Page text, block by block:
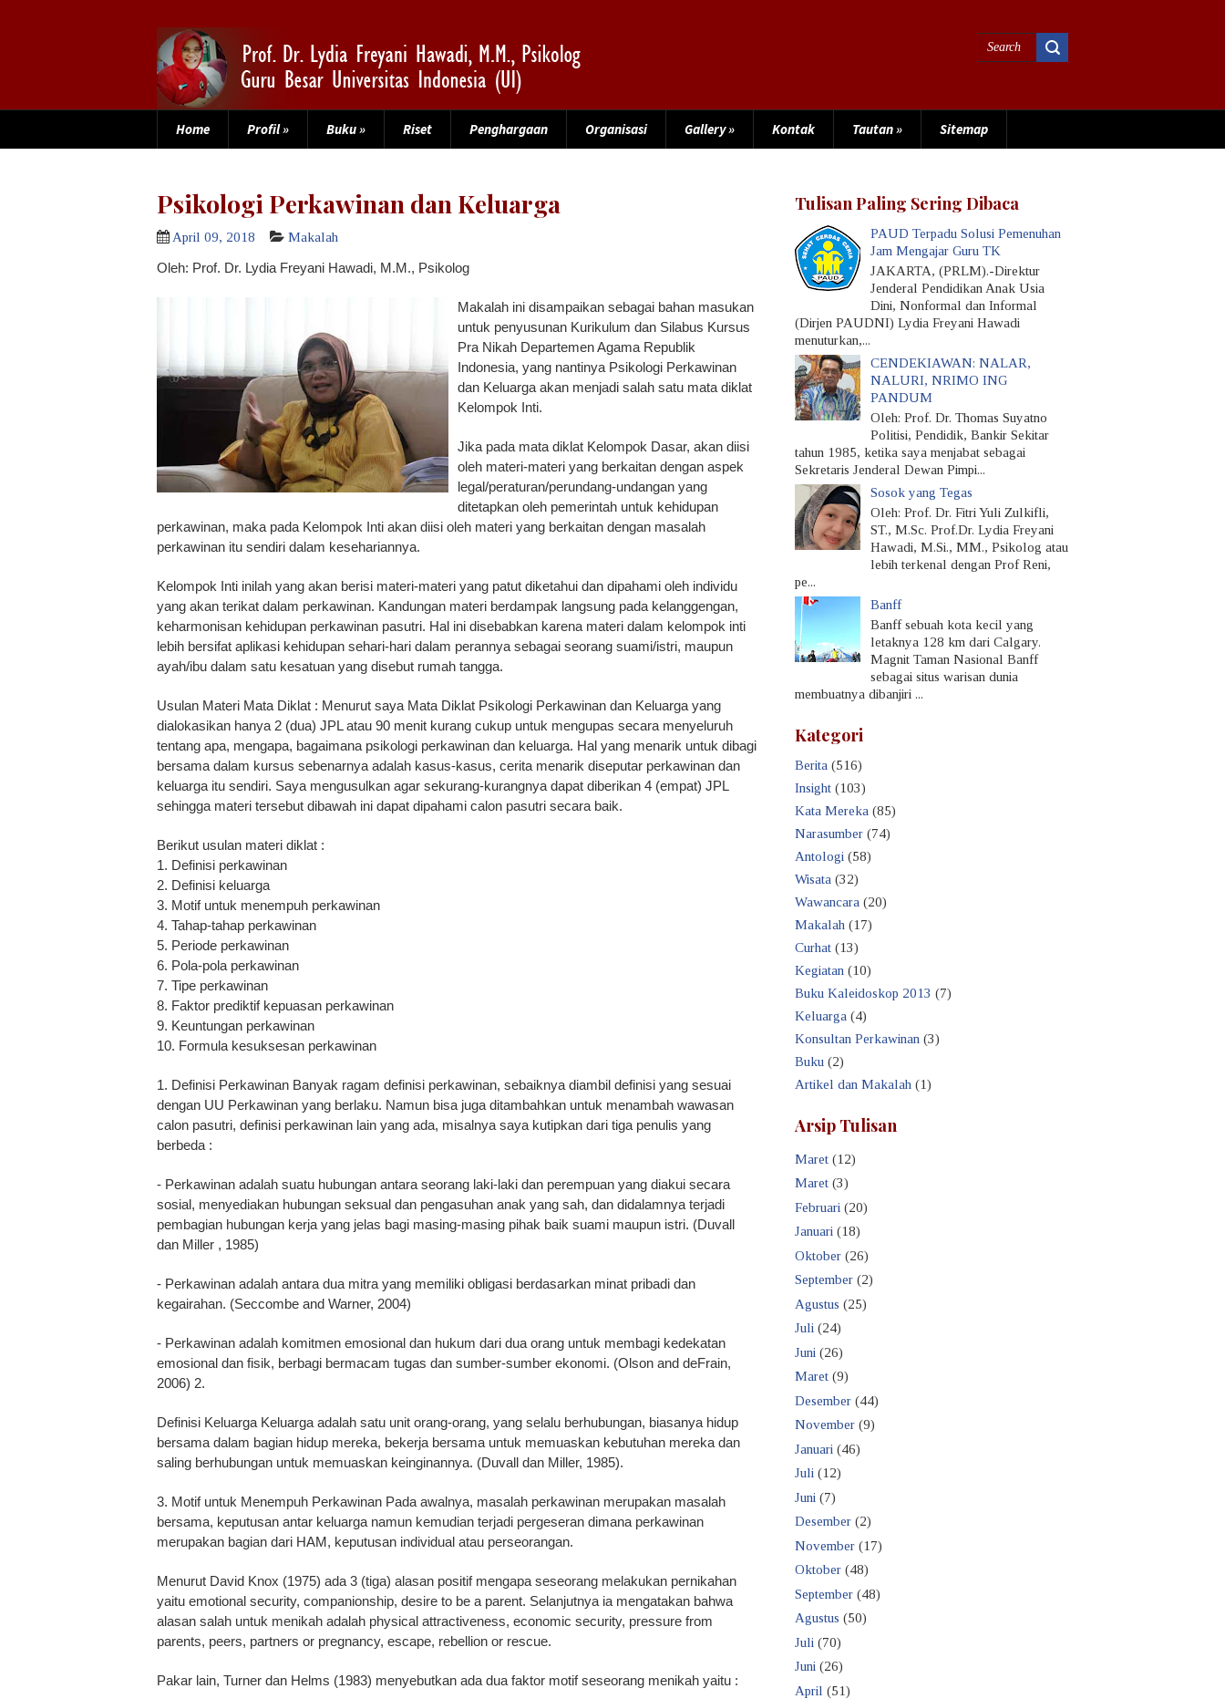
Home Profil» Buku» Riset Penghargaan Organisasi Gallery» Kontak Tautan» Sitemap
Psikologi Perkawinan dan Keluarga
April 09, 2018 Makalah
Oleh: Prof. Dr. Lydia Freyani Hawadi, M.M., Psikolog
Makalah ini disampaikan sebagai bahan masukan
untuk penyusunan Kurikulum dan Silabus Kursus
Pra Nikah Departemen Agama Republik
Indonesia, yang nantinya Psikologi Perkawinan
dan Keluarga akan menjadi salah satu mata diklat
Kelompok Inti.
Jika pada mata diklat Kelompok Dasar, akan diisi
oleh materi-materi yang berkaitan dengan aspek
legal/peraturan/perundang-undangan yang
ditetapkan oleh pemerintah untuk kehidupan
perkawinan, maka pada Kelompok Inti akan diisi oleh materi yang berkaitan dengan masalah
perkawinan itu sendiri dalam kesehariannya.
Kelompok Inti inilah yang akan berisi materi-materi yang patut diketahui dan dipahami oleh individu
yang akan terikat dalam perkawinan. Kandungan materi berdampak langsung pada kelanggengan,
keharmonisan kehidupan perkawinan pasutri. Hal ini disebabkan karena materi dalam kelompok inti
lebih bersifat aplikasi kehidupan sehari-hari dalam perannya sebagai seorang suami/istri, maupun
ayah/ibu dalam satu kesatuan yang disebut rumah tangga.
Usulan Materi Mata Diklat : Menurut saya Mata Diklat Psikologi Perkawinan dan Keluarga yang
dialokasikan hanya 2 (dua) JPL atau 90 menit kurang cukup untuk mengupas secara menyeluruh
tentang apa, mengapa, bagaimana psikologi perkawinan dan keluarga. Hal yang menarik untuk dibagi
bersama dalam kursus sebenarnya adalah kasus-kasus, cerita menarik diseputar perkawinan dan
keluarga itu sendiri. Saya mengusulkan agar sekurang-kurangnya dapat diberikan 4 (empat) JPL
sehingga materi tersebut dibawah ini dapat dipahami calon pasutri secara baik.
Berikut usulan materi diklat :
1. Definisi perkawinan
2. Definisi keluarga
3. Motif untuk menempuh perkawinan
4. Tahap-tahap perkawinan
5. Periode perkawinan
6. Pola-pola perkawinan
7. Tipe perkawinan
8. Faktor prediktif kepuasan perkawinan
9. Keuntungan perkawinan
10. Formula kesuksesan perkawinan
1. Definisi Perkawinan Banyak ragam definisi perkawinan, sebaiknya diambil definisi yang sesuai
dengan UU Perkawinan yang berlaku. Namun bisa juga ditambahkan untuk menambah wawasan
calon pasutri, definisi perkawinan lain yang ada, misalnya saya kutipkan dari tiga penulis yang
berbeda :
- Perkawinan adalah suatu hubungan antara seorang laki-laki dan perempuan yang diakui secara
sosial, menyediakan hubungan seksual dan pengasuhan anak yang sah, dan didalamnya terjadi
pembagian hubungan kerja yang jelas bagi masing-masing pihak baik suami maupun istri. (Duvall
dan Miller , 1985)
- Perkawinan adalah antara dua mitra yang memiliki obligasi berdasarkan minat pribadi dan
kegairahan. (Seccombe and Warner, 2004)
- Perkawinan adalah komitmen emosional dan hukum dari dua orang untuk membagi kedekatan
emosional dan fisik, berbagi bermacam tugas dan sumber-sumber ekonomi. (Olson and deFrain,
2006) 2.
Definisi Keluarga Keluarga adalah satu unit orang-orang, yang selalu berhubungan, biasanya hidup
bersama dalam bagian hidup mereka, bekerja bersama untuk memuaskan kebutuhan mereka dan
saling berhubungan untuk memuaskan keinginannya. (Duvall dan Miller, 1985).
3. Motif untuk Menempuh Perkawinan Pada awalnya, masalah perkawinan merupakan masalah
bersama, keputusan antar keluarga namun kemudian terjadi pergeseran dimana perkawinan
merupakan bagian dari HAM, keputusan individual atau perseorangan.
Menurut David Knox (1975) ada 3 (tiga) alasan positif mengapa seseorang melakukan pernikahan
yaitu emotional security, companionship, desire to be a parent. Selanjutnya ia mengatakan bahwa
alasan salah untuk menikah adalah physical attractiveness, economic security, pressure from
parents, peers, partners or pregnancy, escape, rebellion or rescue.
Pakar lain, Turner dan Helms (1983) menyebutkan ada dua faktor motif seseorang menikah yaitu :
Tulisan Paling Sering Dibaca
PAUD Terpadu Solusi Pemenuhan
Jam Mengajar Guru TK
JAKARTA, (PRLM).-Direktur
Jenderal Pendidikan Anak Usia
Dini, Nonformal dan Informal
(Dirjen PAUDNI) Lydia Freyani Hawadi
menuturkan,...
CENDEKIAWAN: NALAR,
NALURI, NRIMO ING
PANDUM
Oleh: Prof. Dr. Thomas Suyatno
Politisi, Pendidik, Bankir Sekitar
tahun 1985, ketika saya menjabat sebagai
Sekretaris Jenderal Dewan Pimpi...
Sosok yang Tegas
Oleh: Prof. Dr. Fitri Yuli Zulkifli,
ST., M.Sc. Prof.Dr. Lydia Freyani
Hawadi, M.Si., MM., Psikolog atau
lebih terkenal dengan Prof Reni,
pe...
Banff
Banff sebuah kota kecil yang
letaknya 128 km dari Calgary.
Magnit Taman Nasional Banff
sebagai situs warisan dunia
membuatnya dibanjiri ...
Kategori
Berita (516)
Insight (103)
Kata Mereka (85)
Narasumber (74)
Antologi (58)
Wisata (32)
Wawancara (20)
Makalah (17)
Curhat (13)
Kegiatan (10)
Buku Kaleidoskop 2013 (7)
Keluarga (4)
Konsultan Perkawinan (3)
Buku (2)
Artikel dan Makalah (1)
Arsip Tulisan
Maret (12)
Maret (3)
Februari (20)
Januari (18)
Oktober (26)
September (2)
Agustus (25)
Juli (24)
Juni (26)
Maret (9)
Desember (44)
November (9)
Januari (46)
Juli (12)
Juni (7)
Desember (2)
November (17)
Oktober (48)
September (48)
Agustus (50)
Juli (70)
Juni (26)
April (51)